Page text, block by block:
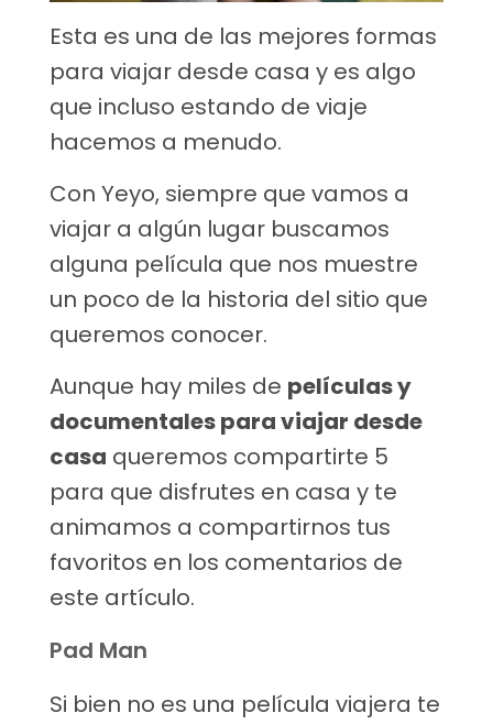
Esta es una de las mejores formas
para viajar desde casa y es algo
que incluso estando de viaje
hacemos a menudo.
Con Yeyo, siempre que vamos a
viajar a algún lugar buscamos
alguna película que nos muestre
un poco de la historia del sitio que
queremos conocer.
Aunque hay miles de películas y
documentales para viajar desde
casa queremos compartirte 5
para que disfrutes en casa y te
animamos a compartirnos tus
favoritos en los comentarios de
este artículo.
Pad Man
Si bien no es una película viajera te